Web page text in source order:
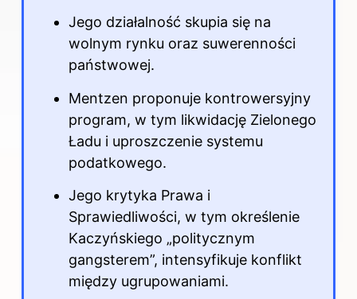
Jego działalność skupia się na
wolnym rynku oraz suwerenności
państwowej.
Mentzen proponuje kontrowersyjny
program, w tym likwidację Zielonego
Ładu i uproszczenie systemu
podatkowego.
Jego krytyka Prawa i
Sprawiedliwości, w tym określenie
Kaczyńskiego „politycznym
gangsterem”, intensyfikuje konflikt
między ugrupowaniami.